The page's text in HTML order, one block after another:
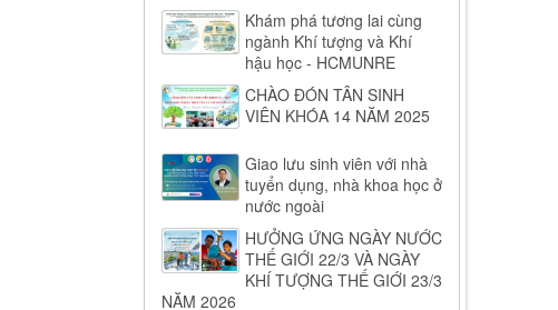
Khám phá tương lai cùng
ngành Khí tượng và Khí
hậu học - HCMUNRE
CHÀO ĐÓN TÂN SINH
VIÊN KHÓA 14 NĂM 2025
Giao lưu sinh viên với nhà
tuyển dụng, nhà khoa học ở
nước ngoài
HƯỞNG ỨNG NGÀY NƯỚC
THẾ GIỚI 22/3 VÀ NGÀY
KHÍ TƯỢNG THẾ GIỚI 23/3
NĂM 2026